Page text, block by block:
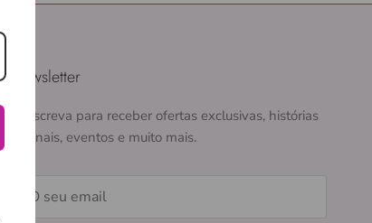
Newsletter
Subscreva para receber ofertas exclusivas, histórias
originais, eventos e muito mais.